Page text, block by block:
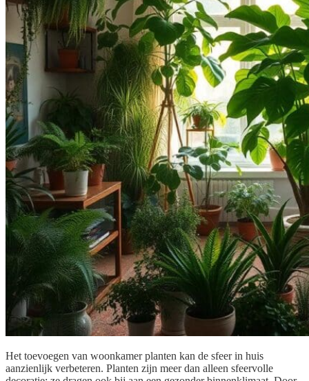
Het toevoegen van woonkamer planten kan de sfeer in huis
aanzienlijk verbeteren. Planten zijn meer dan alleen sfeervolle